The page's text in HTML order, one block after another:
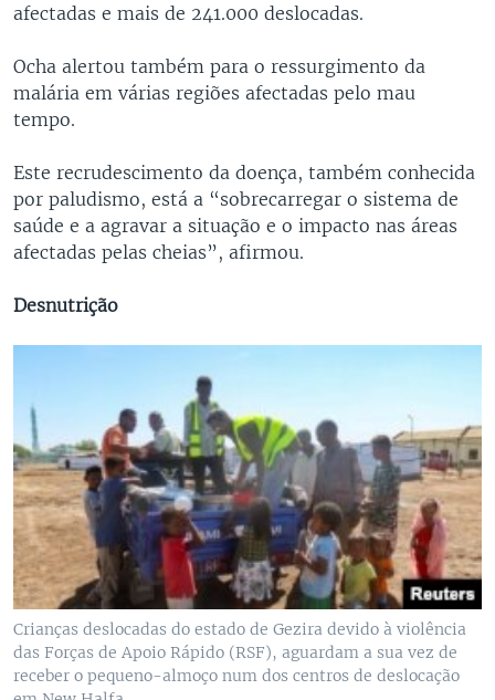
afectadas e mais de 241.000 deslocadas.
Ocha alertou também para o ressurgimento da
malária em várias regiões afectadas pelo mau
tempo.
Este recrudescimento da doença, também conhecida
por paludismo, está a “sobrecarregar o sistema de
saúde e a agravar a situação e o impacto nas áreas
afectadas pelas cheias”, afirmou.
Desnutrição
Crianças deslocadas do estado de Gezira devido à violência
das Forças de Apoio Rápido (RSF), aguardam a sua vez de
receber o pequeno-almoço num dos centros de deslocação